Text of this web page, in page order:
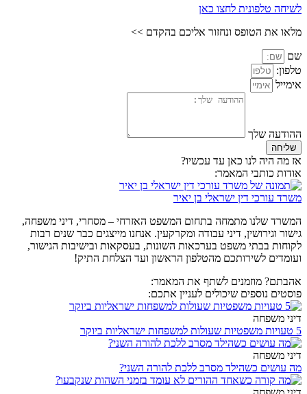
לשיחה טלפונית לחצו כאן
מלאו את הטופס ונחזור אליכם בהקדם >>
שם
טלפון:
אימייל
ההודעה שלך
שליחה
אז מה היה לנו כאן עד עכשיו?
אודות כותבי המאמר:
משרד עורכי דין ישראלי בן יאיר
המשרד שלנו מתמחה בתחום המשפט האזרחי – מסחרי, דיני משפחה,
גישור וגירושין, דיני עבודה ומקרקעין. אנחנו מייצגים כבר שנים רבות
לקוחות בבתי משפט בערכאות השונות, בעסקאות ובישיבות הגישור,
ועומדים לשירותכם מהטלפון הראשון ועד הצלחת התיק!
אהבתם? מוזמנים לשתף את המאמר:
פוסטים נוספים שיכולים לעניין אתכם:
דיני משפחה
5 טעויות משפטיות שעולות למשפחות ישראליות ביוקר
דיני משפחה
מה עושים כשהילד מסרב ללכת להורה השני?